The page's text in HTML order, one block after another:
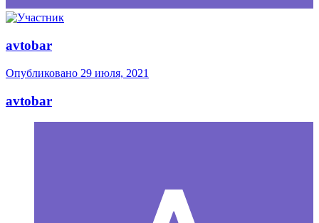
avtobar
Опубликовано 29 июля, 2021
avtobar